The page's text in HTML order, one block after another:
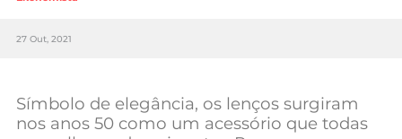
Sociedade
Negócios
27 Out, 2021
Símbolo de elegância, os lenços surgiram
nos anos 50 como um acessório que todas